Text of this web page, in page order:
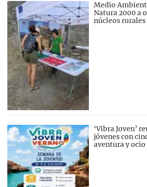
Medio
Natura 2000 a
núcleos
‘Vibra Joven’
jóvenes con
aventura y